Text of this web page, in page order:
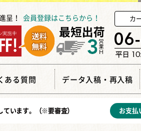
呈！ 会員登録はこちらから！ カ
ある質問 データ入稿・再入稿
ています。（※要審査） お支払